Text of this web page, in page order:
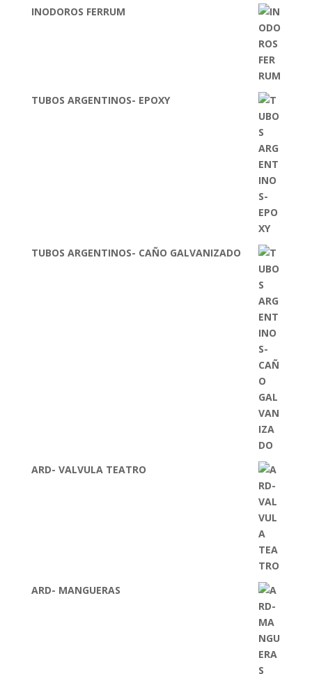
INODOROS FERRUM
TUBOS ARGENTINOS- EPOXY
TUBOS ARGENTINOS- CAÑO GALVANIZADO
ARD- VALVULA TEATRO
ARD- MANGUERAS